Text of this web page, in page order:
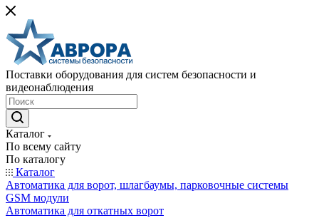
Поставки оборудования для систем безопасности и
видеонаблюдения
Каталог
По всему сайту
По каталогу
Каталог
Автоматика для ворот, шлагбаумы, парковочные системы
GSM модули
Автоматика для откатных ворот